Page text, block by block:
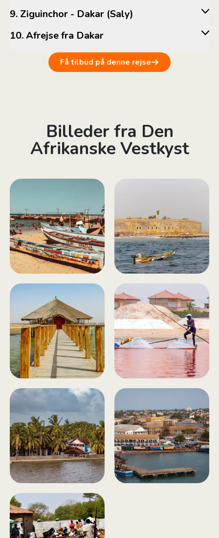
9. Ziguinchor - Dakar (Saly)
10. Afrejse fra Dakar
Få tilbud på denne rejse
Billeder fra Den
Afrikanske Vestkyst